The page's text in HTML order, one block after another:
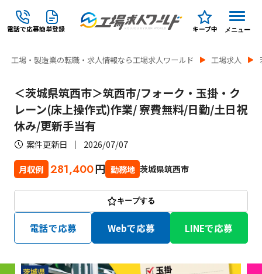
電話で応募簡単登録 キープ中 メニュー
工場・製造業の転職・求人情報なら工場求人ワールド 工場求人
＜茨城県筑西市＞筑西市/フォーク・玉掛・ク
レーン(床上操作式)作業/ 寮費無料/日勤/土日祝
休み/更新手当有
案件更新日 2026/07/07
月収例 281,400円 勤務地 茨城県筑西市
キープする
電話で応募 Webで応募 LINEで応募